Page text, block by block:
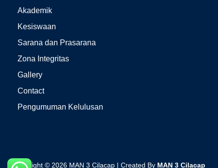
Akademik
Kesiswaan
Sarana dan Prasarana
Zona Integritas
Gallery
Contact
Pengumuman Kelulusan
Copyright © 2026 MAN 3 Cilacap | Created By MAN 3 Cilacap